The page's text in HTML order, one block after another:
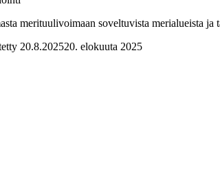
merituulivoimaan soveltuvista merialueista
20.8.202520. elokuuta 2025